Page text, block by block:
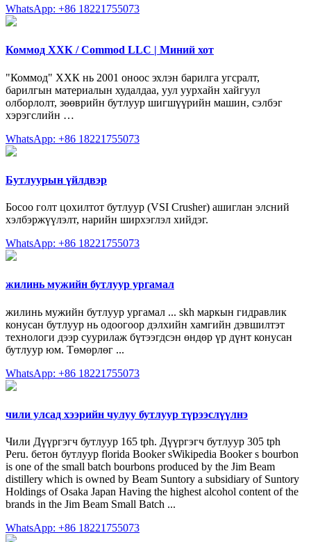
WhatsApp: +86 18221755073
Коммод ХХК / Commod LLC | Миний хот
"Коммод" ХХК нь 2001 оноос эхлэн барилга угсралт,
барилгын материалын худалдаа, уул уурхайн хайгуул
олборлолт, зөөврийн бутлуур шигшүүрийн машин, сэлбэг
хэрэгслийн …
WhatsApp: +86 18221755073
Бутлуурын үйлдвэр
Босоо голт цохилтот бутлуур (VSI Crusher) ашиглан элсний
хэлбэржүүлэлт, нарийн ширхэглэл хийдэг.
WhatsApp: +86 18221755073
жилинь мужийн бутлуур ургамал
жилинь мужийн бутлуур ургамал ... skh маркын гидравлик
конусан бутлуур нь одоогоор дэлхийн хамгийн дэвшилтэт
технологи дээр суурилаж бүтээгдсэн өндөр үр дүнт конусан
бутлуур юм. Төмөрлөг ...
WhatsApp: +86 18221755073
чили улсад хээрийн чулуу бутлуур түрээслүүлнэ
Чили Дүүргэгч бутлуур 165 tph. Дүүргэгч бутлуур 305 tph
Peru. бетон бутлуур florida Booker sWikipedia Booker s bourbon
is one of the small batch bourbons produced by the Jim Beam
distillery which is owned by Beam Suntory a subsidiary of Suntory
Holdings of Osaka Japan Having the highest alcohol content of the
brands in the Jim Beam Small Batch ...
WhatsApp: +86 18221755073